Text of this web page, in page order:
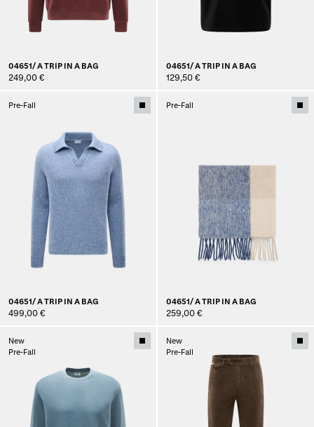
04651/ A TRIP IN A BAG
249,00 €
04651/ A TRIP IN A BAG
129,50 €
Pre-Fall
04651/ A TRIP IN A BAG
499,00 €
Pre-Fall
04651/ A TRIP IN A BAG
259,00 €
New
Pre-Fall
New
Pre-Fall